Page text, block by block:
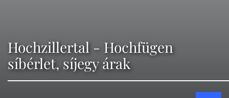
Hochzillertal - Hochfügen
síbérlet, síjegy árak